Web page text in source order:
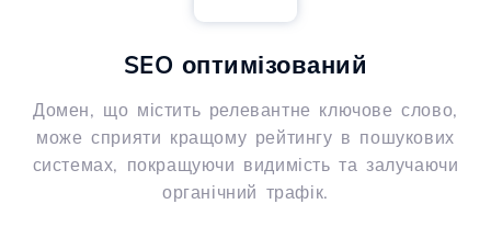
SEO оптимізований
Домен, що містить релевантне ключове слово,
може сприяти кращому рейтингу в пошукових
системах, покращуючи видимість та залучаючи
органічний трафік.